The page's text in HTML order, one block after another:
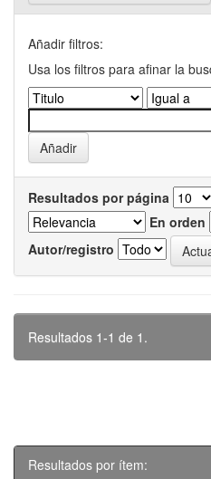
Añadir filtros:
Usa los filtros para afinar la
Resultados por página
En orden
Autor/registro
Resultados 1-1 de 1.
Resultados por ítem: